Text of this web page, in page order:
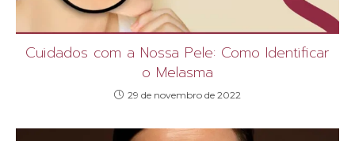
Cuidados com a Nossa Pele: Como Identificar
o Melasma
29 de novembro de 2022